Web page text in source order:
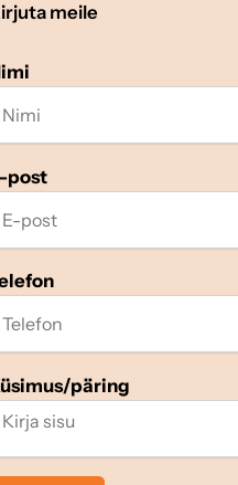
meile
post
päring